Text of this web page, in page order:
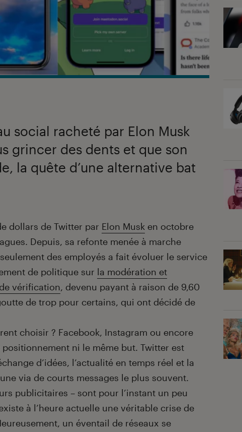
social racheté par Elon Musk
grincer des dents et que son
la quête d’une alternative bat
dollars de Twitter par Elon Musk en octobre
Depuis, sa refonte menée à marche
des employés a fait évoluer le service
de politique sur la modération et
vérification, devenu payant à raison de 9,60
de trop pour certains, qui ont décidé de
choisir ? Facebook, Instagram ou encore
positionnement ni le même but. Twitter est
d’idées, l’actualité en temps réel et la
via de courts messages le plus souvent.
publicitaires – sont pour l’instant un peu
à l’heure actuelle une véritable crise de
un éventail de réseaux se